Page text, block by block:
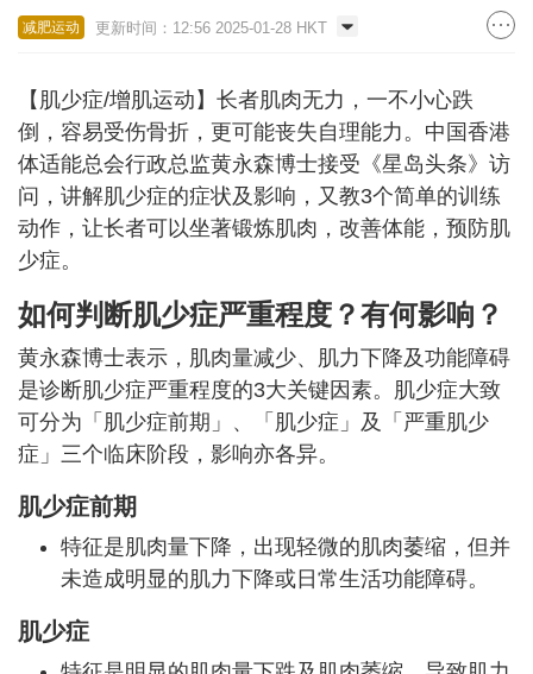
减肥运动 更新时间：12:56 2025-01-28 HKT
【肌少症/增肌运动】长者肌肉无力，一不小心跌
倒，容易受伤骨折，更可能丧失自理能力。中国香港
体适能总会行政总监黄永森博士接受《星岛头条》访
问，讲解肌少症的症状及影响，又教3个简单的训练
动作，让长者可以坐著锻炼肌肉，改善体能，预防肌
少症。
如何判断肌少症严重程度？有何影响？
黄永森博士表示，肌肉量减少、肌力下降及功能障碍
是诊断肌少症严重程度的3大关键因素。肌少症大致
可分为「肌少症前期」、「肌少症」及「严重肌少
症」三个临床阶段，影响亦各异。
肌少症前期
特征是肌肉量下降，出现轻微的肌肉萎缩，但并
未造成明显的肌力下降或日常生活功能障碍。
肌少症